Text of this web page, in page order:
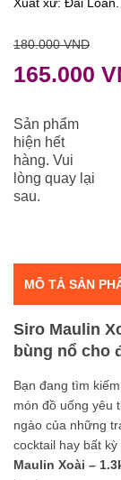
180.000 VND
165.000
Sản phẩm
hiện hết
hàng. Vui
lòng quay lại
sau.
MÔ TẢ SẢN
Siro Maulin
bùng nổ cho
Bạn đang tìm
món đồ uống yêu
ngào của những
cocktail hay bất
Maulin Xoài –